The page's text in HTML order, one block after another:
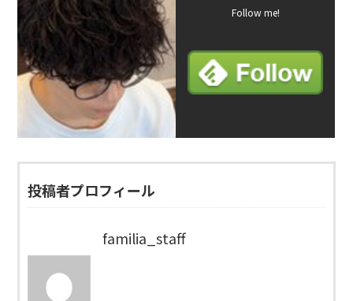
Follow me!
投稿者プロフィール
familia_staff